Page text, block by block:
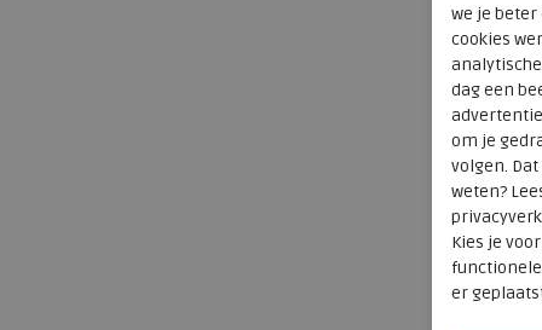
we je
cookies
dag een
om je
volgen.
weten?
Kies je
functionele
er